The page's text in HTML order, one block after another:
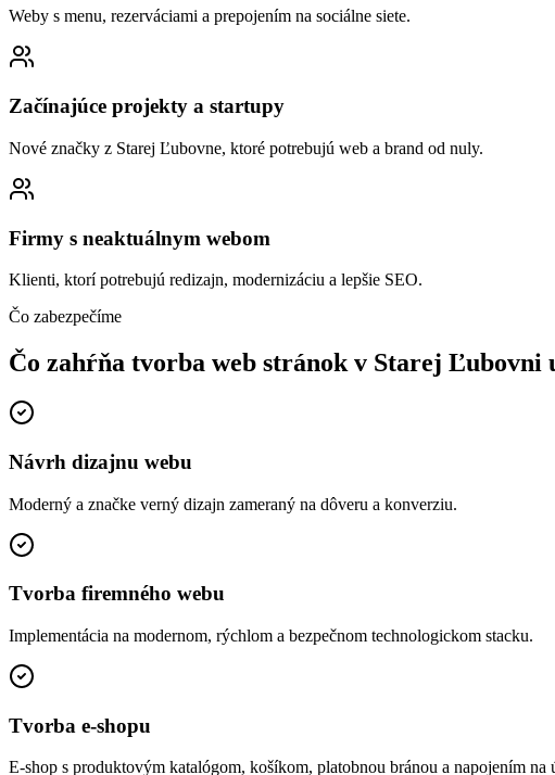
Weby s menu, rezerváciami a prepojením na sociálne siete.
Začínajúce projekty a startupy
Nové značky z Starej Ľubovne, ktoré potrebujú web a brand od nuly.
Firmy s neaktuálnym webom
Klienti, ktorí potrebujú redizajn, modernizáciu a lepšie SEO.
Čo zabezpečíme
Čo zahŕňa tvorba web stránok v Starej Ľubovni
Návrh dizajnu webu
Moderný a značke verný dizajn zameraný na dôveru a konverziu.
Tvorba firemného webu
Implementácia na modernom, rýchlom a bezpečnom technologickom stacku.
Tvorba e-shopu
E-shop s produktovým katalógom, košíkom, platobnou bránou a napojením na